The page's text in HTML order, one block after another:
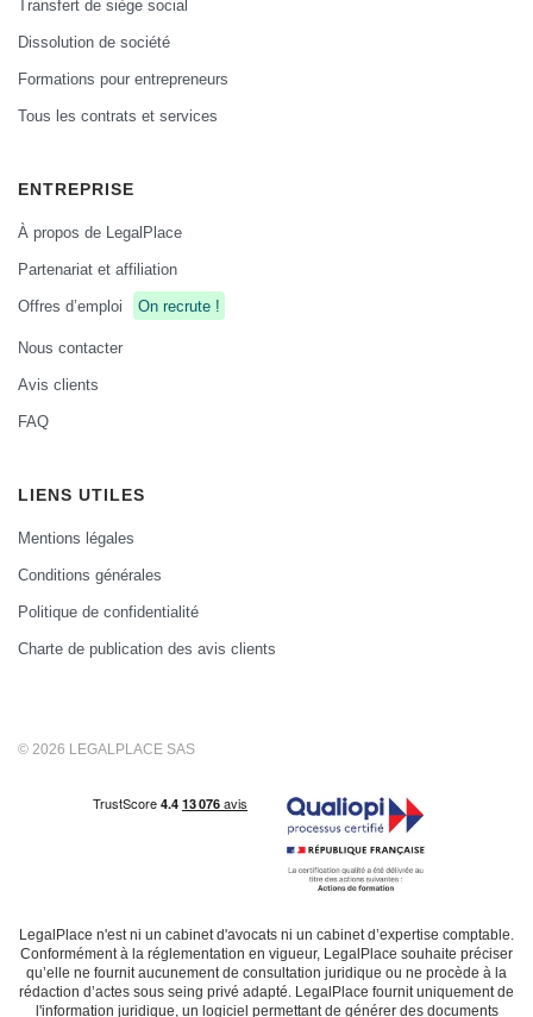
Transfert de siège social
Dissolution de société
Formations pour entrepreneurs
Tous les contrats et services
ENTREPRISE
À propos de LegalPlace
Partenariat et affiliation
Offres d’emploi
On recrute !
Nous contacter
Avis clients
FAQ
LIENS UTILES
Mentions légales
Conditions générales
Politique de confidentialité
Charte de publication des avis clients
© 2026 LEGALPLACE SAS
LegalPlace n'est ni un cabinet d'avocats ni un cabinet d’expertise comptable.
Conformément à la réglementation en vigueur, LegalPlace souhaite préciser
qu’elle ne fournit aucunement de consultation juridique ou ne procède à la
rédaction d’actes sous seing privé adapté. LegalPlace fournit uniquement de
l'information juridique, un logiciel permettant de générer des documents